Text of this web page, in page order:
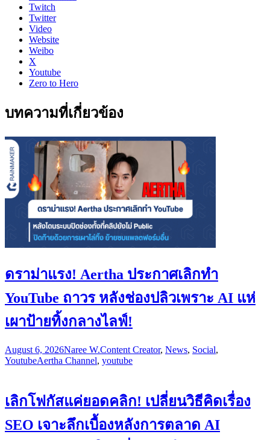
Twitch
Twitter
Video
Website
Weibo
X
Youtube
Zero to Hero
บทความที่เกี่ยวข้อง
ดราม่าแรง! Aertha ประกาศเลิกทำ
YouTube ถาวร หลังช่องปลิวเพราะ AI แห่
เผาป้ายทิ้งกลางไลฟ์!
August 6, 2026Naree W.Content Creator, News, Social,
YoutubeAertha Channel, youtube
เลิกโฟกัสแค่ยอดคลิก! เปลี่ยนวิธีคิดเรื่อง
SEO เจาะลึกเบื้องหลังการตลาด AI